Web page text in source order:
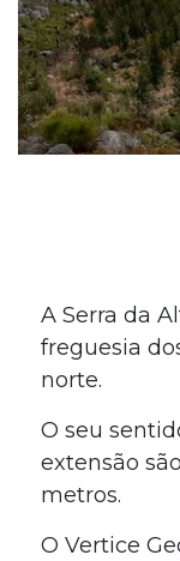
A Serra da
freguesia
norte.
O seu
extensão
metros.
O Vertice